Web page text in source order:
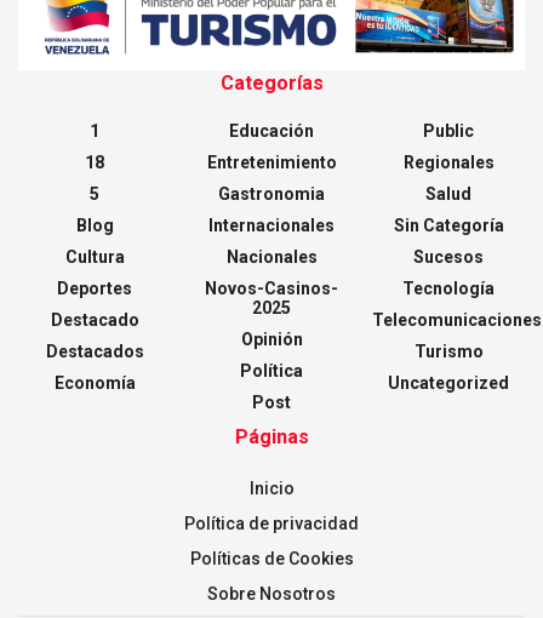
Categorías
1
18
5
Blog
Cultura
Deportes
Destacado
Destacados
Economía
Educación
Entretenimiento
Gastronomia
Internacionales
Nacionales
Novos-Casinos-
2025
Opinión
Política
Post
Public
Regionales
Salud
Sin Categoría
Sucesos
Tecnología
Telecomunicaciones
Turismo
Uncategorized
Páginas
Inicio
Política de privacidad
Políticas de Cookies
Sobre Nosotros